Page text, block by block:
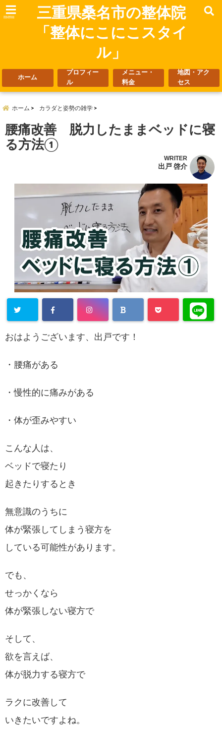
menu
三重県桑名市の整体院
「整体にこにこスタイ
ル」
ホーム
プロフィー
ル
メニュー・
料金
地図・アク
セス
ホーム カラダと姿勢の雑学
腰痛改善 脱力したままベッドに寝
る方法①
WRITER
出戸 啓介
おはようございます、出戸です！
・腰痛がある
・慢性的に痛みがある
・体が歪みやすい
こんな人は、
ベッドで寝たり
起きたりするとき
無意識のうちに
体が緊張してしまう寝方を
している可能性があります。
でも、
せっかくなら
体が緊張しない寝方で
そして、
欲を言えば、
体が脱力する寝方で
ラクに改善して
いきたいですよね。